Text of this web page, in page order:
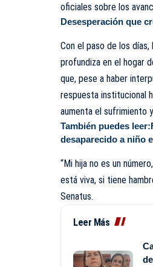
oficiales sobre los
Desesperación que
Con el paso de los
profundiza en el hogar
que, pese a haber
respuesta institucional
aumenta el sufrimiento
También puedes leer:
desaparecido a niño
“Mi hija no es un
está viva, si tiene
Senatus.
Leer Más